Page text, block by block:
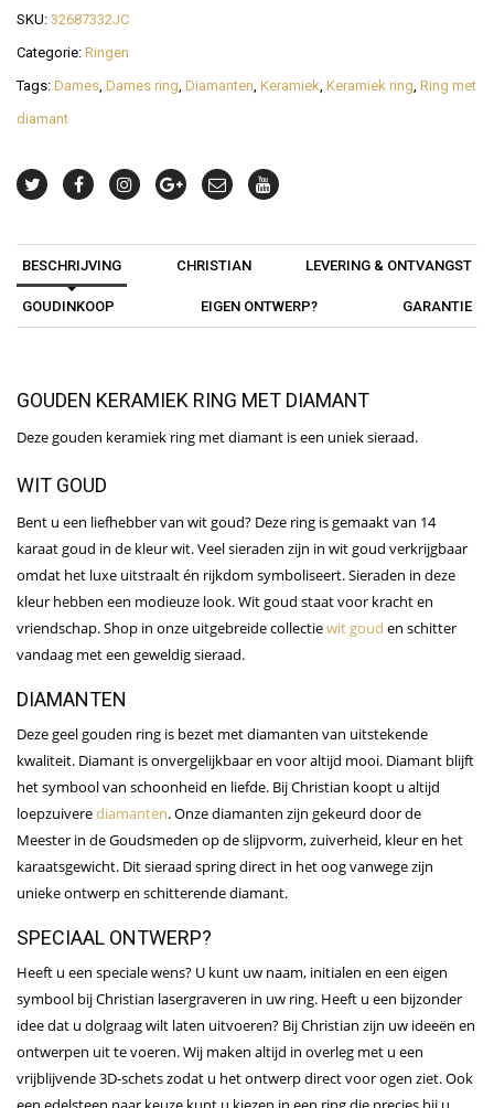
SKU: 32687332JC
Categorie: Ringen
Tags: Dames, Dames ring, Diamanten, Keramiek, Keramiek ring, Ring met
diamant
BESCHRIJVING CHRISTIAN LEVERING & ONTVANGST
GOUDINKOOP EIGEN ONTWERP? GARANTIE
GOUDEN KERAMIEK RING MET DIAMANT
Deze gouden keramiek ring met diamant is een uniek sieraad.
WIT GOUD
Bent u een liefhebber van wit goud? Deze ring is gemaakt van 14
karaat goud in de kleur wit. Veel sieraden zijn in wit goud verkrijgbaar
omdat het luxe uitstraalt én rijkdom symboliseert. Sieraden in deze
kleur hebben een modieuze look. Wit goud staat voor kracht en
vriendschap. Shop in onze uitgebreide collectiewit goud en schitter
vandaag met een geweldig sieraad.
DIAMANTEN
Deze geel gouden ring is bezet met diamanten van uitstekende
kwaliteit. Diamant is onvergelijkbaar en voor altijd mooi. Diamant blijft
het symbool van schoonheid en liefde. Bij Christian koopt u altijd
loepzuiverediamanten. Onze diamanten zijn gekeurd door de
Meester in de Goudsmeden op de slijpvorm, zuiverheid, kleur en het
karaatsgewicht. Dit sieraad spring direct in het oog vanwege zijn
unieke ontwerp en schitterende diamant.
SPECIAAL ONTWERP?
Heeft u een speciale wens? U kunt uw naam, initialen en een eigen
symbool bij Christian lasergraveren in uw ring. Heeft u een bijzonder
idee dat u dolgraag wilt laten uitvoeren? Bij Christian zijn uw ideeën en
ontwerpen uit te voeren. Wij maken altijd in overleg met u een
vrijblijvende 3D-schets zodat u het ontwerp direct voor ogen ziet. Ook